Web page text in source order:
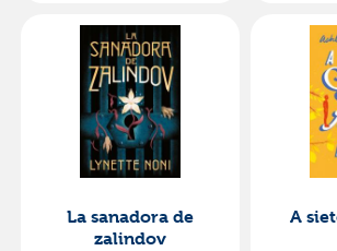
La sanadora de
zalindov
A